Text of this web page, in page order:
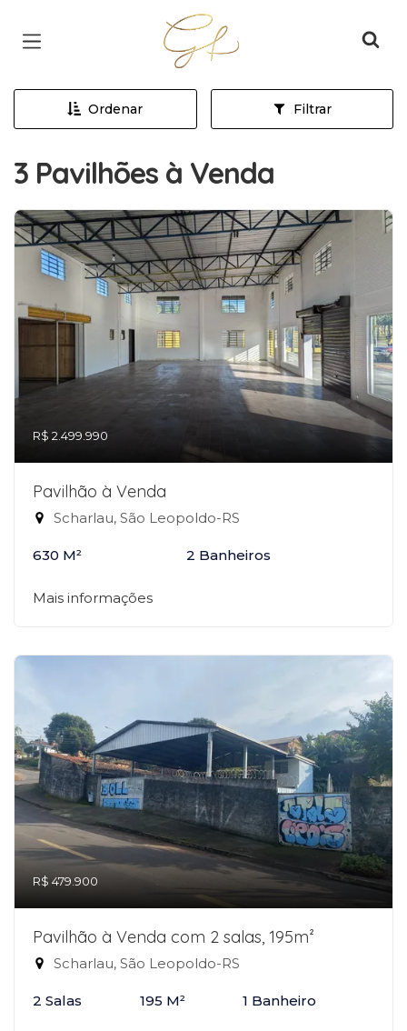
Página inicial
Ordenar Filtrar
3 Pavilhões à Venda
R$ 2.499.990
Pavilhão à Venda
Scharlau, São Leopoldo-RS
630 M² 2 Banheiros
Mais informações
R$ 479.900
Pavilhão à Venda com 2 salas, 195m²
Scharlau, São Leopoldo-RS
2 Salas 195 M² 1 Banheiro